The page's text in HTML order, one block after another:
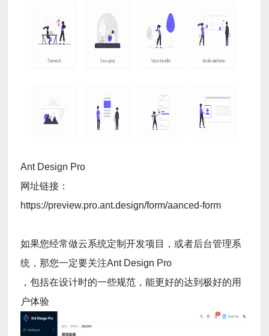
Ant Design Pro
网址链接：
https://preview.pro.ant.design/form/aanced-form
如果您经常做云系统定制开发项目，或者后台管理系
统，那您一定要关注Ant Design Pro
，包括在设计时的一些规范，能更好的达到极好的用
户体验